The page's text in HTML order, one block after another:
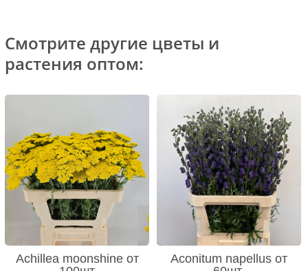
Смотрите другие цветы и
растения оптом:
Achillea moonshine от
Aconitum napellus от